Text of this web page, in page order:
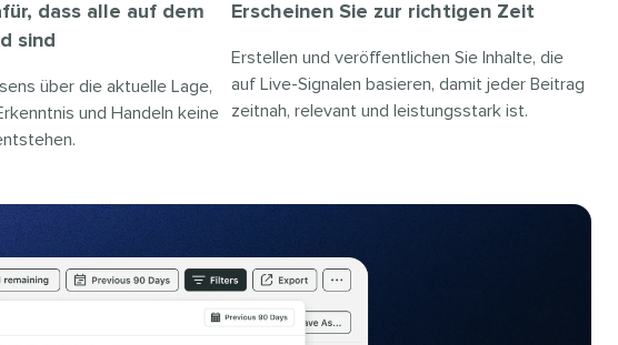
dass alle auf dem
sind​​
über die aktuelle Lage,
und Handeln keine
Erscheinen Sie zur richtigen Zeit​​
Erstellen und veröffentlichen Sie Inhalte, die
auf Live-Signalen basieren, damit jeder Beitrag
zeitnah, relevant und leistungsstark ist.​​